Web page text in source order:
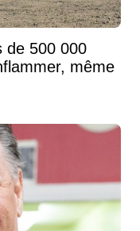
de 500 000
même